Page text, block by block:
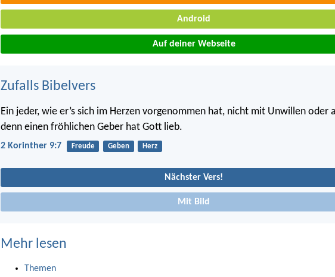
Android
Auf deiner Webseite
Zufalls Bibelvers
Ein jeder, wie er’s sich im Herzen vorgenommen hat, nicht mit Unwillen oder
denn einen fröhlichen Geber hat Gott lieb.
2 Korinther 9:7 Freude Geben Herz
Nächster Vers!
Mit Bild
Mehr lesen
Themen